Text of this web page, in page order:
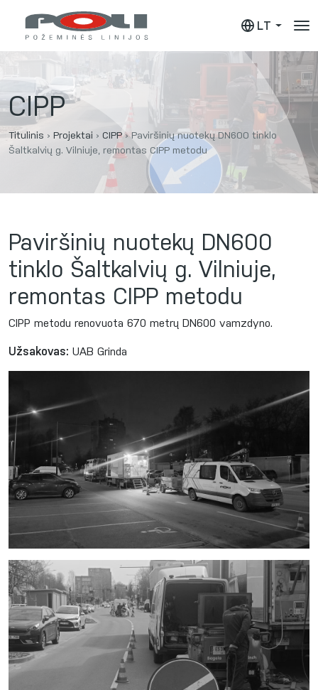
LT
CIPP
Titulinis › Projektai › CIPP›Paviršinių nuotekų DN600 tinklo
Šaltkalvių g. Vilniuje, remontas CIPP metodu
Paviršinių nuotekų DN600
tinklo Šaltkalvių g. Vilniuje,
remontas CIPP metodu
CIPP metodu renovuota 670 metrų DN600 vamzdyno.
Užsakovas: UAB Grinda